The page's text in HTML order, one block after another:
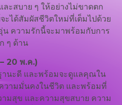
ะสบาย ๆ ให้อย่างไม่ขาดตก
ะได้สัมผัสชีวิตใหม่ที่เต็มไปด้วย
ความรักนี้จะมาพร้อมกับการ
ๆ ด้าน
20 พ.ค.)
นะดี และพร้อมจะดูแลคุณใน
ามมั่นคงในชีวิต และพร้อมที่
มสุข และความสุขสบาย ความ